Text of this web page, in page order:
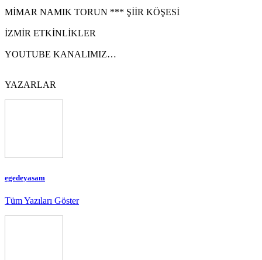
MİMAR NAMIK TORUN *** ŞİİR KÖŞESİ
İZMİR ETKİNLİKLER
YOUTUBE KANALIMIZ…
YAZARLAR
egedeyasam
Tüm Yazıları Göster